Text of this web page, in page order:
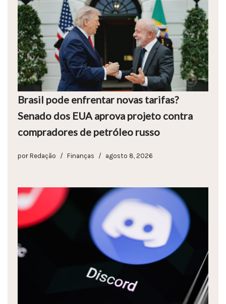
Brasil pode enfrentar novas tarifas?
Senado dos EUA aprova projeto contra
compradores de petróleo russo
por Redação Finanças agosto 8, 2026